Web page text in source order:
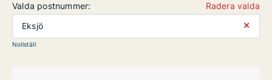
Valda postnummer:
Radera valda
Eksjö
⨯
Nollställ